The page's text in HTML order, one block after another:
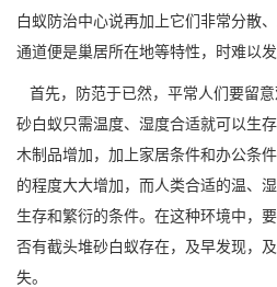
白蚁防治中心说再加上它们非常分散
通道便是巢居所在地等特性，时难以发
首先，防范于已然，平常人们要留
砂白蚁只需温度、湿度合适就可以生
木制品增加，加上家居条件和办公条
的程度大大增加，而人类合适的温、
生存和繁衍的条件。在这种环境中，
否有截头堆砂白蚁存在，及早发现，
失。